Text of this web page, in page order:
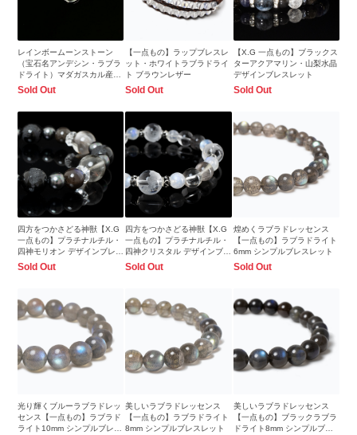
レインボームーンストーン
（宝石名アンデシン・ラブラ
ドライト）マダガスカル産
0.94ct 識別済6.7x5.6mm前後
Sold Out
【一点もの】ラップブレスレ
ット・ホワイトラブラドライ
ト ブラウンレザー
Sold Out
【X.G 一点もの】ブラックス
ターアクアマリン・山梨水晶
デザインブレスレット
Sold Out
四方をつかさどる神獣【X.G
一点もの】プラチナルチル・
四神モリオン デザインブレス
レット
Sold Out
四方をつかさどる神獣【X.G
一点もの】プラチナルチル・
四神クリスタル デザインブレ
スレット
Sold Out
煌めくラブラドレッセンス
【一点もの】ラブラドライト
6mm シンプルブレスレット
Sold Out
光り輝くブルーラブラドレッ
センス【一点もの】ラブラド
ライト10mm シンプルブレス
美しいラブラドレッセンス
【一点もの】ラブラドライト
8mm シンプルブレスレット
美しいラブラドレッセンス
【一点もの】ブラックラブラ
ドライト8mm シンプルブレ